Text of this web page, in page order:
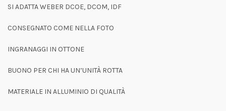
SI ADATTA WEBER DCOE, DCOM, IDF
CONSEGNATO COME NELLA FOTO
INGRANAGGI IN OTTONE
BUONO PER CHI HA UN’UNITÀ ROTTA
MATERIALE IN ALLUMINIO DI QUALITÀ